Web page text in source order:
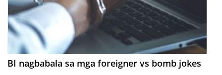
BI nagbabala sa mga foreigner vs bomb jokes